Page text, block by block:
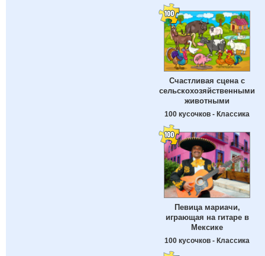
Счастливая сцена с
сельскохозяйственными
животными
100 кусочков - Классика
Певица мариачи,
играющая на гитаре в
Мексике
100 кусочков - Классика